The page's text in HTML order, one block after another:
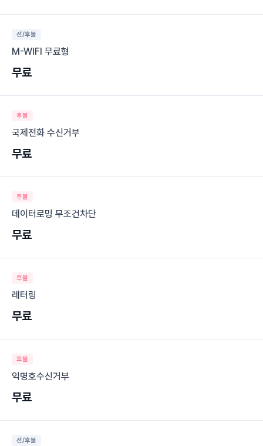
선/후불
M-WIFI 무료형
무료
후불
국제전화 수신거부
무료
후불
데이터로밍 무조건차단
무료
후불
레터링
무료
후불
익명호수신거부
무료
선/후불